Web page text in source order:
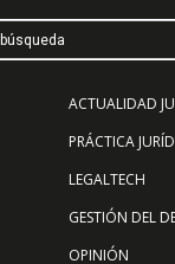
ACTUALIDAD
PRÁCTICA
LEGALTECH
GESTIÓN DEL
OPINIÓN